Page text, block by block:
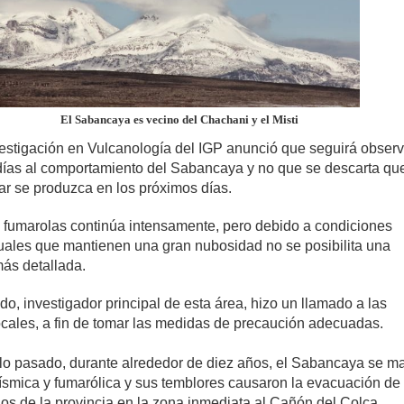
El Sabancaya es vecino del Chachani y el Misti
en Vulcanología del IGP anunció que seguirá
al comportamiento del Sabancaya y no que se descarta
se produzca en los próximos días.
continúa intensamente, pero debido a condiciones
que mantienen una gran nubosidad no se posibilita una
detallada.
investigador principal de esta área, hizo un llamado a las
a fin de tomar las medidas de precaución adecuadas.
pasado, durante alrededor de diez años, el Sabancaya se
y fumarólica y sus temblores causaron la evacuación de